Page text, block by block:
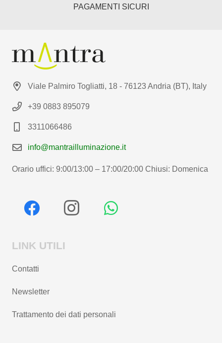
PAGAMENTI SICURI
Viale Palmiro Togliatti, 18 - 76123 Andria (BT), Italy
+39 0883 895079
3311066486
info@mantrailluminazione.it
Orario uffici: 9:00/13:00 – 17:00/20:00 Chiusi: Domenica
LINK UTILI
Contatti
Newsletter
Trattamento dei dati personali